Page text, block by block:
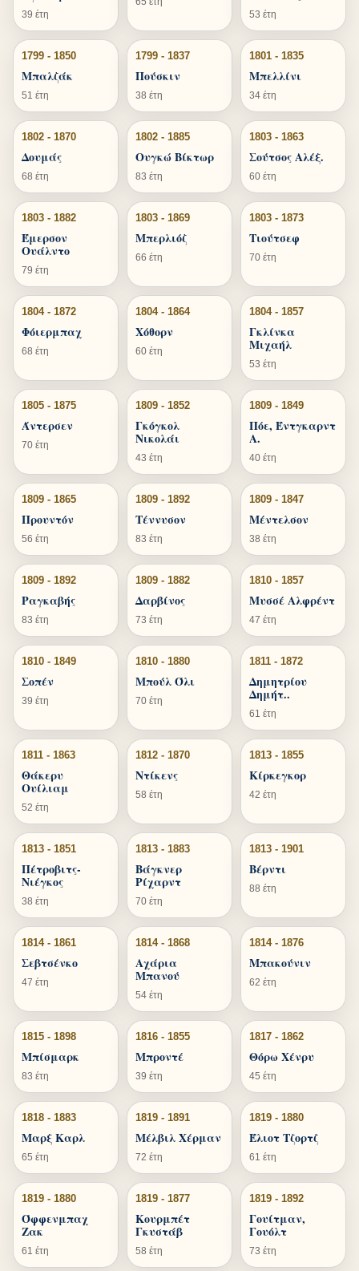
39 έτη 53 έτη
1799 - 1850
Μπαλζάκ
51 έτη
1799 - 1837
Πούσκιν
38 έτη
1801 - 1835
Μπελλίνι
34 έτη
1802 - 1870
Δουμάς
68 έτη
1802 - 1885
Ουγκώ Βίκτωρ
83 έτη
1803 - 1863
Σούτσος Αλέξ.
60 έτη
1803 - 1882
Έμερσον
Ουάλντο
79 έτη
1803 - 1869
Μπερλιόζ
66 έτη
1803 - 1873
Τιούτσεφ
70 έτη
1804 - 1872
Φόιερμπαχ
68 έτη
1804 - 1864
Χόθορν
60 έτη
1804 - 1857
Γκλίνκα
Μιχαήλ
53 έτη
1805 - 1875
Άντερσεν
70 έτη
1809 - 1852
Γκόγκολ
Νικολάι
43 έτη
1809 - 1849
Πόε, Έντγκαρντ
Α.
40 έτη
1809 - 1865
Προυντόν
56 έτη
1809 - 1892
Τέννυσον
83 έτη
1809 - 1847
Μέντελσον
38 έτη
1809 - 1892
Ραγκαβής
83 έτη
1809 - 1882
Δαρβίνος
73 έτη
1810 - 1857
Μυσσέ Αλφρέντ
47 έτη
1810 - 1849
Σοπέν
39 έτη
1810 - 1880
Μπούλ Όλι
70 έτη
1811 - 1872
Δημητρίου
Δημήτ..
61 έτη
1811 - 1863
Θάκερυ
Ουίλιαμ
52 έτη
1812 - 1870
Ντίκενς
58 έτη
1813 - 1855
Κίρκεγκορ
42 έτη
1813 - 1851
Πέτροβιτς-
Νιέγκος
38 έτη
1813 - 1883
Βάγκνερ
Ρίχαρντ
70 έτη
1813 - 1901
Βέρντι
88 έτη
1814 - 1861
Σεβτσένκο
47 έτη
1814 - 1868
Αχάρια
Μπανού
54 έτη
1814 - 1876
Μπακούνιν
62 έτη
1815 - 1898
Μπίσμαρκ
83 έτη
1816 - 1855
Μπροντέ
39 έτη
1817 - 1862
Θόρω Χένρυ
45 έτη
1818 - 1883
Μαρξ Καρλ
65 έτη
1819 - 1891
Μέλβιλ Χέρμαν
72 έτη
1819 - 1880
Έλιοτ Τζορτζ
61 έτη
1819 - 1880
Όφφενμπαχ
Ζακ
61 έτη
1819 - 1877
Κουρμπέτ
Γκυστάβ
58 έτη
1819 - 1892
Γουίτμαν,
Γουόλτ
73 έτη